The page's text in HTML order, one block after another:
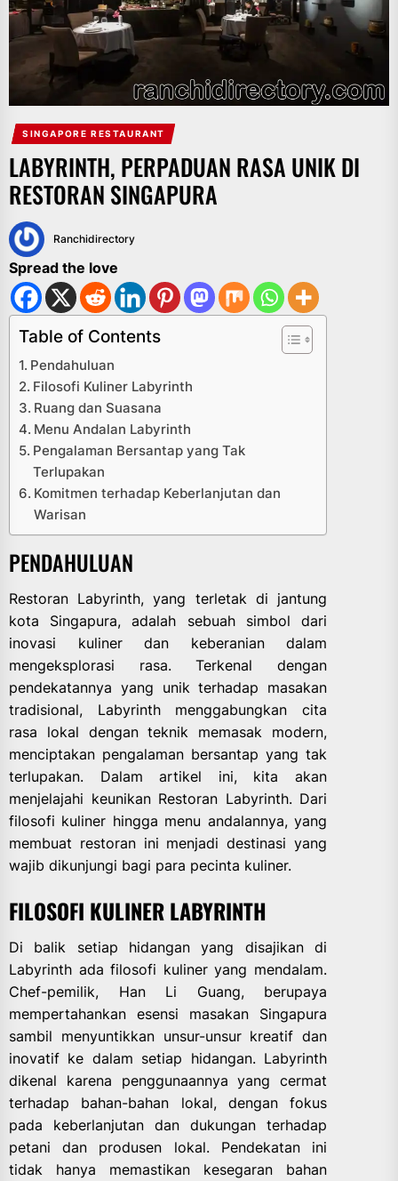
SINGAPORE RESTAURANT
LABYRINTH, PERPADUAN RASA UNIK DI
RESTORAN SINGAPURA
Ranchidirectory
Spread the love
Table of Contents
Pendahuluan
Filosofi Kuliner Labyrinth
Ruang dan Suasana
Menu Andalan Labyrinth
Pengalaman Bersantap yang Tak
Terlupakan
Komitmen terhadap Keberlanjutan dan
Warisan
PENDAHULUAN
Restoran Labyrinth, yang terletak di jantung
kota Singapura, adalah sebuah simbol dari
inovasi kuliner dan keberanian dalam
mengeksplorasi rasa. Terkenal dengan
pendekatannya yang unik terhadap masakan
tradisional, Labyrinth menggabungkan cita
rasa lokal dengan teknik memasak modern,
menciptakan pengalaman bersantap yang tak
terlupakan. Dalam artikel ini, kita akan
menjelajahi keunikan Restoran Labyrinth. Dari
filosofi kuliner hingga menu andalannya, yang
membuat restoran ini menjadi destinasi yang
wajib dikunjungi bagi para pecinta kuliner.
FILOSOFI KULINER LABYRINTH
Di balik setiap hidangan yang disajikan di
Labyrinth ada filosofi kuliner yang mendalam.
Chef-pemilik, Han Li Guang, berupaya
mempertahankan esensi masakan Singapura
sambil menyuntikkan unsur-unsur kreatif dan
inovatif ke dalam setiap hidangan. Labyrinth
dikenal karena penggunaannya yang cermat
terhadap bahan-bahan lokal, dengan fokus
pada keberlanjutan dan dukungan terhadap
petani dan produsen lokal. Pendekatan ini
tidak hanya memastikan kesegaran bahan